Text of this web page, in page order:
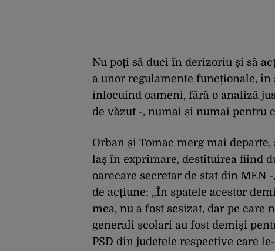
Nu poți să duci în derizoriu și să
a unor regulamente funcționale,
înlocuind oameni, fără o analiză
de văzut -, numai și numai pentru
Orban și Tomac merg mai
laș în exprimare, destituirea fiind
oarecare secretar de stat din MEN
de acțiune: „În spatele acestor
mea, nu a fost sesizat, dar pe care
generali școlari au fost demiși
PSD din județele respective care